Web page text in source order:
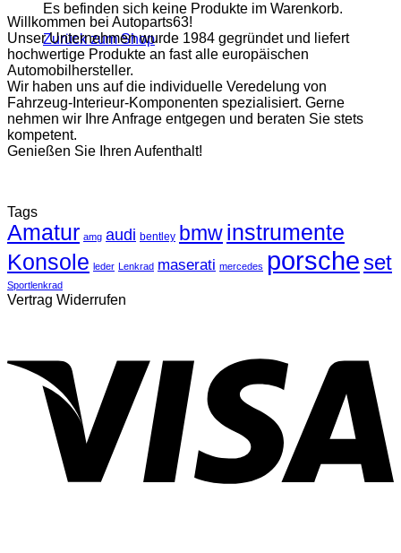
Es befinden sich keine Produkte im Warenkorb.
Zurück zum Shop
Willkommen bei Autoparts63!
Unser Unternehmen wurde 1984 gegründet und liefert
hochwertige Produkte an fast alle europäischen
Automobilhersteller.
Wir haben uns auf die individuelle Veredelung von
Fahrzeug-Interieur-Komponenten spezialisiert. Gerne
nehmen wir Ihre Anfrage entgegen und beraten Sie stets
kompetent.
Genießen Sie Ihren Aufenthalt!
Tags
Amatur amg audi bentley bmwinstrumente
Konsole leder Lenkrad maserati mercedes porsche set
Sportlenkrad
Vertrag Widerrufen